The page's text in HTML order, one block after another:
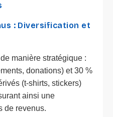
: Diversification et
manière stratégique :
donations) et 30 %
(t-shirts, stickers)
ainsi une
de revenus.